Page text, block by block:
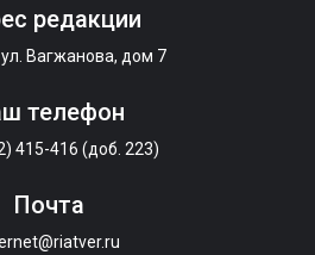
редакции
ул. Вагжанова, дом 7
телефон
415-416 (доб. 223)
Почта